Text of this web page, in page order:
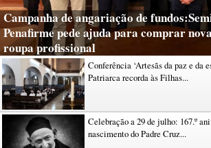
Campanha de angariação de
Penafirme pede ajuda para comprar
roupa profissional
Conferência ‘Artesãs da paz e da
Patriarca recorda às Filhas...
Celebração a 29 de julho: 167.º
nascimento do Padre Cruz...